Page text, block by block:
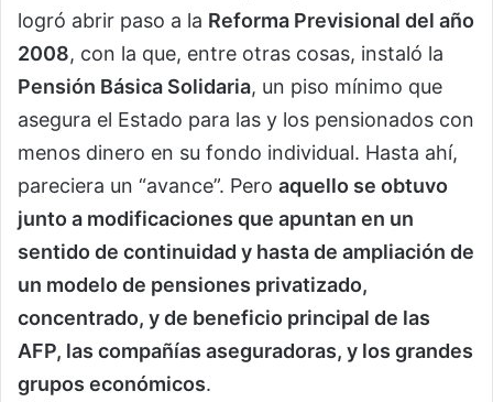
logró abrir paso a la Reforma Previsional del año
2008, con la que, entre otras cosas, instaló la
Pensión Básica Solidaria, un piso mínimo que
asegura el Estado para las y los pensionados con
menos dinero en su fondo individual. Hasta ahí,
pareciera un “avance”. Pero aquello se obtuvo
junto a modificaciones que apuntan en un
sentido de continuidad y hasta de ampliación de
un modelo de pensiones privatizado,
concentrado, y de beneficio principal de las
AFP, las compañías aseguradoras, y los grandes
grupos económicos.